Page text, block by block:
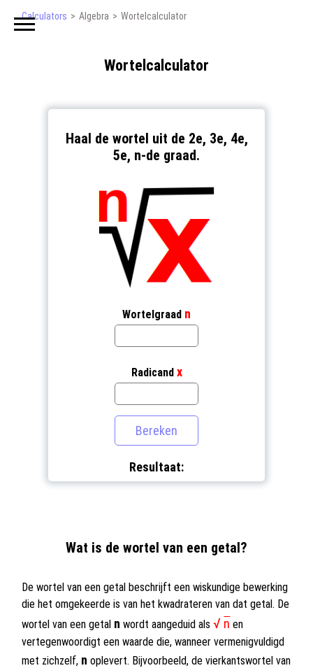
Calculators Algebra Wortelcalculator
Wortelcalculator
Haal de wortel uit de 2e, 3e, 4e,
5e, n-de graad.
Wortelgraad n
Radicand x
Resultaat:
Wat is de wortel van een getal?
De wortel van een getal beschrijft een wiskundige bewerking
die het omgekeerde is van het kwadrateren van dat getal. De
wortel van een getal n wordt aangeduid als√ n en
vertegenwoordigt een waarde die, wanneer vermenigvuldigd
met zichzelf, n oplevert. Bijvoorbeeld, de vierkantswortel van